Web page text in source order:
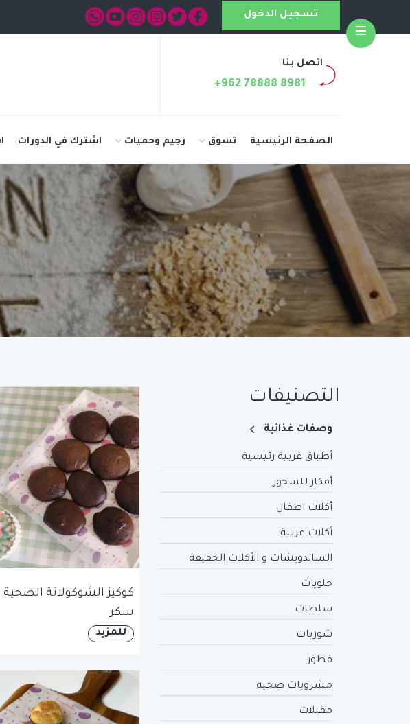
تسجيل الدخول
اتصل بنا
+962 78888 8981
الصفحة الرئيسية تسوق رجيم وحميات اشترك في الدورات
التصنيفات
وصفات غذائية
أطباق غربية رئيسية
أفكار للسحور
أكلات اطفال
أكلات عربية
الساندويشات و الأكلات الخفيفة
حلويات
سلطات
شوربات
فطور
مشروبات صحية
مقبلات
كوكيز الشوكولاتة الصحية
سكر
للمزيد